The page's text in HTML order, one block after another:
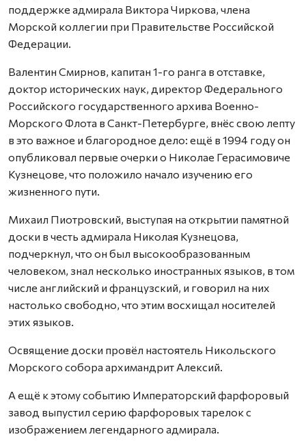
поддержке адмирала Виктора Чиркова, члена
Морской коллегии при Правительстве Российской
Федерации.
Валентин Смирнов, капитан 1-го ранга в отставке,
доктор исторических наук, директор Федерального
Российского государственного архива Военно-
Морского Флота в Санкт-Петербурге, внёс свою лепту
в это важное и благородное дело: ещё в 1994 году он
опубликовал первые очерки о Николае Герасимовиче
Кузнецове, что положило начало изучению его
жизненного пути.
Михаил Пиотровский, выступая на открытии памятной
доски в честь адмирала Николая Кузнецова,
подчеркнул, что он был высокообразованным
человеком, знал несколько иностранных языков, в том
числе английский и французский, и говорил на них
настолько свободно, что этим восхищал носителей
этих языков.
Освящение доски провёл настоятель Никольского
Морского собора архимандрит Алексий.
А ещё к этому событию Императорский фарфоровый
завод выпустил серию фарфоровых тарелок с
изображением легендарного адмирала.